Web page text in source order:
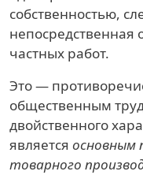
собственностью,
непосредственная
частных работ.
Это —
общественным
двойственного
является основным
товарного